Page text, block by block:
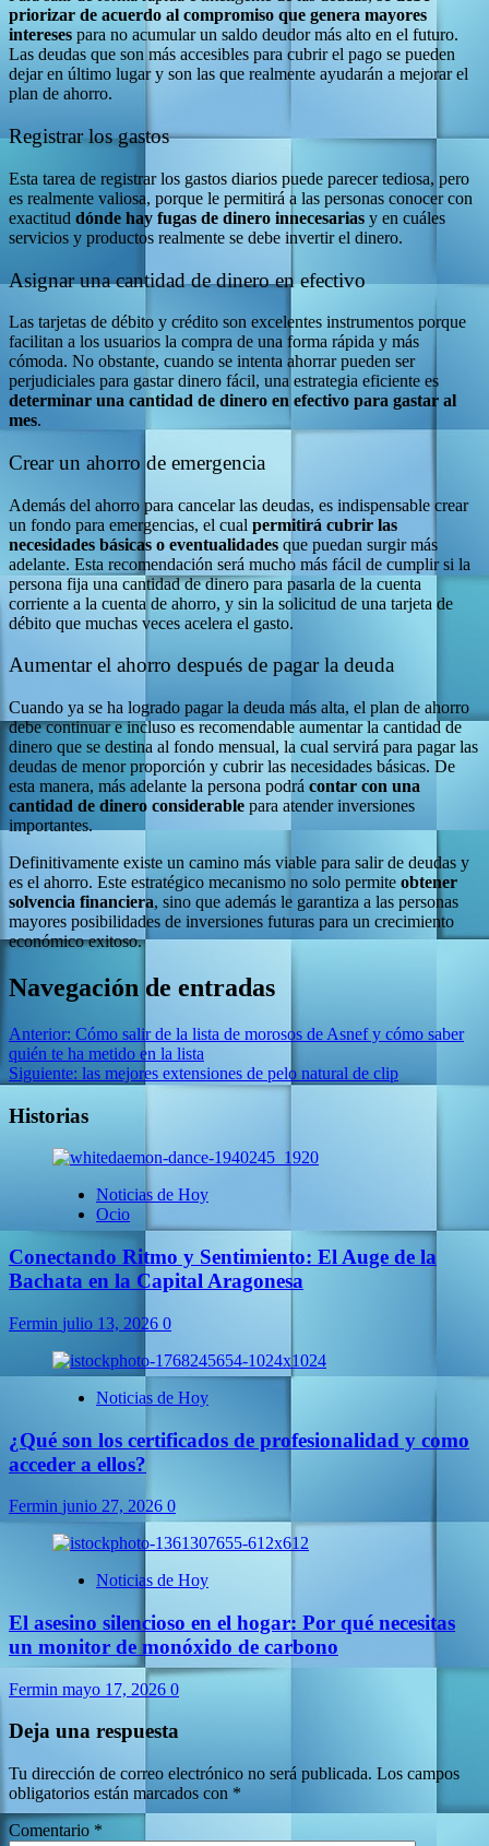
priorizar de acuerdo al compromiso que genera mayores
intereses para no acumular un saldo deudor más alto en el futuro.
Las deudas que son más accesibles para cubrir el pago se pueden
dejar en último lugar y son las que realmente ayudarán a mejorar el
plan de ahorro.
Registrar los gastos
Esta tarea de registrar los gastos diarios puede parecer tediosa, pero
es realmente valiosa, porque le permitirá a las personas conocer con
exactitud dónde hay fugas de dinero innecesarias y en cuáles
servicios y productos realmente se debe invertir el dinero.
Asignar una cantidad de dinero en efectivo
Las tarjetas de débito y crédito son excelentes instrumentos porque
facilitan a los usuarios la compra de una forma rápida y más
cómoda. No obstante, cuando se intenta ahorrar pueden ser
perjudiciales para gastar dinero fácil, una estrategia eficiente es
determinar una cantidad de dinero en efectivo para gastar al
mes.
Crear un ahorro de emergencia
Además del ahorro para cancelar las deudas, es indispensable crear
un fondo para emergencias, el cual permitirá cubrir las
necesidades básicas o eventualidades que puedan surgir más
adelante. Esta recomendación será mucho más fácil de cumplir si la
persona fija una cantidad de dinero para pasarla de la cuenta
corriente a la cuenta de ahorro, y sin la solicitud de una tarjeta de
débito que muchas veces acelera el gasto.
Aumentar el ahorro después de pagar la deuda
Cuando ya se ha logrado pagar la deuda más alta, el plan de ahorro
debe continuar e incluso es recomendable aumentar la cantidad de
dinero que se destina al fondo mensual, la cual servirá para pagar las
deudas de menor proporción y cubrir las necesidades básicas. De
esta manera, más adelante la persona podrá contar con una
cantidad de dinero considerable para atender inversiones
importantes.
Definitivamente existe un camino más viable para salir de deudas y
es el ahorro. Este estratégico mecanismo no solo permite obtener
solvencia financiera, sino que además le garantiza a las personas
mayores posibilidades de inversiones futuras para un crecimiento
económico exitoso.
Navegación de entradas
Anterior: Cómo salir de la lista de morosos de Asnef y cómo saber
quién te ha metido en la lista
Siguiente: las mejores extensiones de pelo natural de clip
Historias
Noticias de Hoy
Ocio
Conectando Ritmo y Sentimiento: El Auge de la
Bachata en la Capital Aragonesa
Fermin julio 13, 2026 0
Noticias de Hoy
¿Qué son los certificados de profesionalidad y como
acceder a ellos?
Fermin junio 27, 2026 0
Noticias de Hoy
El asesino silencioso en el hogar: Por qué necesitas
un monitor de monóxido de carbono
Fermin mayo 17, 2026 0
Deja una respuesta
Tu dirección de correo electrónico no será publicada. Los campos
obligatorios están marcados con *
Comentario *